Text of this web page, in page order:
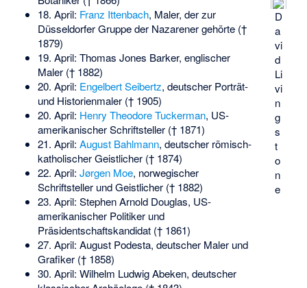
D
a
vi
d
Li
vi
n
g
s
t
o
n
e
18. April: Franz Ittenbach, Maler, der zur
Düsseldorfer Gruppe der Nazarener gehörte (†
1879)
19. April: Thomas Jones Barker, englischer
Maler († 1882)
20. April: Engelbert Seibertz, deutscher Porträt-
und Historienmaler († 1905)
20. April: Henry Theodore Tuckerman, US-
amerikanischer Schriftsteller († 1871)
21. April: August Bahlmann, deutscher römisch-
katholischer Geistlicher († 1874)
22. April: Jørgen Moe, norwegischer
Schriftsteller und Geistlicher († 1882)
23. April: Stephen Arnold Douglas, US-
amerikanischer Politiker und
Präsidentschaftskandidat († 1861)
27. April: August Podesta, deutscher Maler und
Grafiker († 1858)
30. April: Wilhelm Ludwig Abeken, deutscher